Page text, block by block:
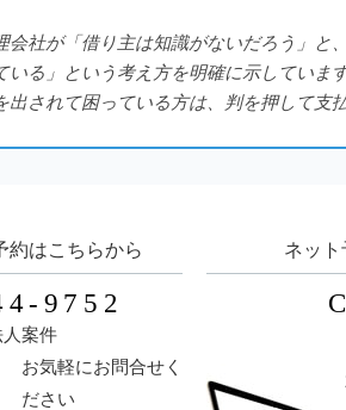
社が「借り主は知識がないだろう」
る」という考え方を明確に示してい
されて困っている方は、判を押して支
約はこちらから
9752
案件
お気軽にお問合せく
ださい
ネット